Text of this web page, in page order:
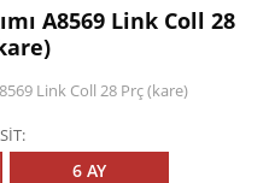
A8569 Link Coll 28
Link Coll 28 Prç (kare)
6 AY